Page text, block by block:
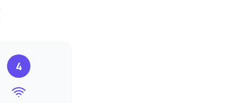
4